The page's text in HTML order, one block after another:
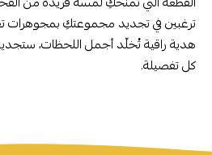
ترغبين في تجديد مجموعتكِ بمجوهرات
هدية راقية تُخلّد أجمل اللحظات،
كل تفصيلة.